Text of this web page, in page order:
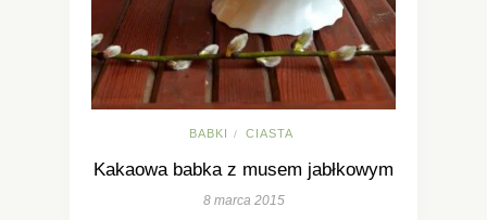
BABKI / CIASTA
Kakaowa babka z musem jabłkowym
8 marca 2015